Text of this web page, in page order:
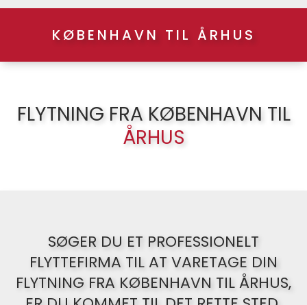
KØBENHAVN TIL ÅRHUS
FLYTNING FRA KØBENHAVN TIL
ÅRHUS
SØGER DU ET PROFESSIONELT
FLYTTEFIRMA TIL AT VARETAGE DIN
FLYTNING FRA KØBENHAVN TIL ÅRHUS,